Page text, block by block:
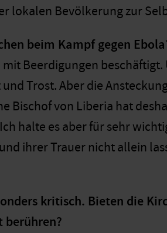
lokalen Bevölkerung zur
beim Kampf gegen
Beerdigungen
Trost. Aber die
Bischof von Liberia hat
halte es aber für sehr
ihrer Trauer nicht allein
kritisch. Bieten die
berühren?